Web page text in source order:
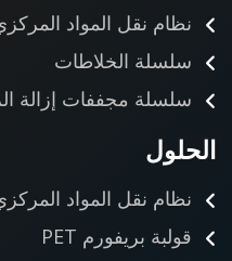
نظام نقل المواد
سلسلة الخلاطات
سلسلة مجففات إزالة
الحلول
نظام نقل المواد
قولبة بريفورم PET